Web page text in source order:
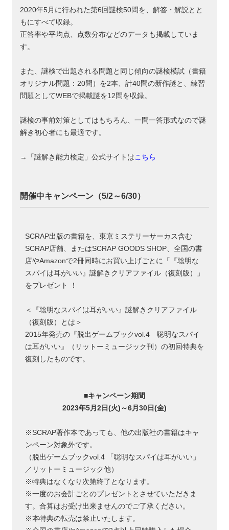
2020年5月に行われた第6回謎検50問を、解答・解説とと
もにすべて収録。
正答率や平均点、点数分布などのデータも掲載していま
す。
また、謎検で出題される問題と同じ傾向の謎検模試（書籍
オリジナル問題：20問）を2本、計40問の新作謎と、練習
問題としてWEBで掲載謎を12問を収録。
謎検の事前対策としてはもちろん、一問一答形式なので謎
解き初心者にも最適です。
→「謎解き能力検定」公式サイトはこちら
開催中キャンペーン（5/2～6/30）
SCRAP出版の書籍を、東京ミステリーサーカス含む
SCRAP店舗、またはSCRAP GOODS SHOP、全国の書
店やAmazonで2冊同時にお買い上げごとに「『聡明な
スパイは耳がいい』謎解きクリアファイル（復刻版）」
をプレゼント ！
＜『聡明なスパイは耳がいい』謎解きクリアファイル
（復刻版）とは＞
2015年発売の『脱出ゲームブックvol.4 聡明なスパイ
は耳がいい』（リットーミュージック刊）の初回特典を
復刻したものです。
■キャンペーン期間
2023年5月2日(火)～6月30日(金)
※SCRAP著作本であっても、他の出版社の書籍はキャ
ンペーン対象外です。
（脱出ゲームブックvol.4 「聡明なスパイは耳がいい」
／リットーミュージック他）
※特典はなくなり次第終了となります。
※一度のお会計ごとのプレゼントとさせていただきま
す。合算はお受け出来ませんのでご了承ください。
※本特典の転売は禁止いたします。